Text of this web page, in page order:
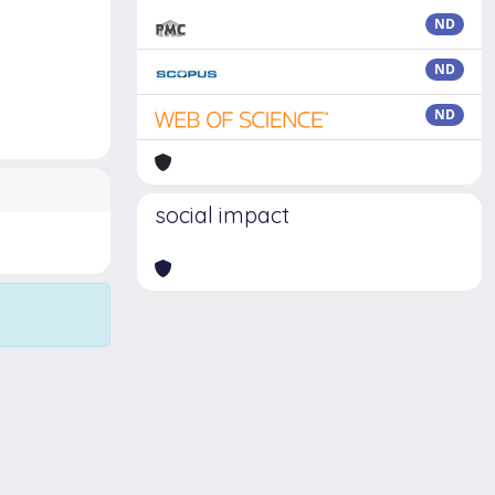
ND
ND
ND
social impact